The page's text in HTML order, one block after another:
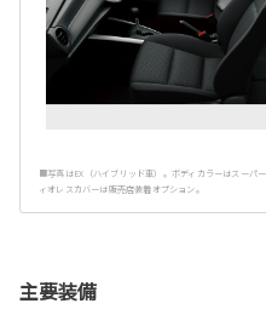
■写真はEX（ハイブリッド車）。ボディカラーはスーパ
ィオレスカバーは販売店装着オプション。
主要装備